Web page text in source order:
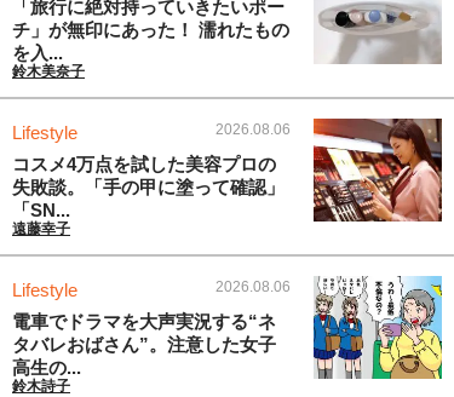
「旅行に絶対持っていきたいポー
チ」が無印にあった！ 濡れたもの
を入...
鈴木美奈子
Lifestyle 2026.08.06
コスメ4万点を試した美容プロの
失敗談。「手の甲に塗って確認」
「SN...
遠藤幸子
Lifestyle 2026.08.06
電車でドラマを大声実況する“ネ
タバレおばさん”。注意した女子
高生の...
鈴木詩子